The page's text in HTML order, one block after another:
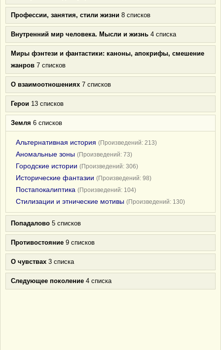
Профессии, занятия, стили жизни 8 списков
Внутренний мир человека. Мысли и жизнь 4 списка
Миры фэнтези и фантастики: каноны, апокрифы, смешение
жанров 7 списков
О взаимоотношениях 7 списков
Герои 13 списков
Земля 6 списков
Альтернативная история (Произведений: 213)
Аномальные зоны (Произведений: 73)
Городские истории (Произведений: 306)
Исторические фантазии (Произведений: 98)
Постапокалиптика (Произведений: 104)
Стилизации и этнические мотивы (Произведений: 130)
Попадалово 5 списков
Противостояние 9 списков
О чувствах 3 списка
Следующее поколение 4 списка